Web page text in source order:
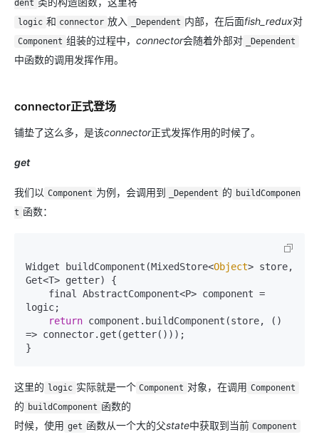
dent
logic 和 connector 放入 _Dependent 内部，在后面fish_redux对
Component 组装的过程中， connector会随着外部对 _Dependent
中函数的调用发挥作用。
connector正式登场
铺垫了这么多，是该connector正式发挥作用的时候了。
get
我们以 Component 为例，会调用到 _Dependent 的 buildComponen
t 函数：
Widget buildComponent(MixedStore<Object> store,
Get<T> getter) {
logic;
return component.buildComponent(store,
()
=> connector.get(getter()));
}
这里的 logic 实际就是一个 Component 对象，在调用 Component
的 buildComponent 函数的
时候，使用 get 函数从一个大的父state中获取到当前 Component